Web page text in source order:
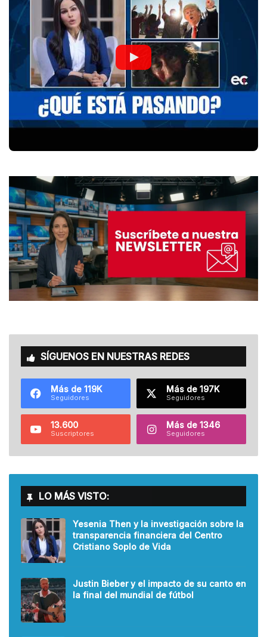
SÍGUENOS EN NUESTRAS REDES
Más de 119K
Seguidores
Más de 197K
Seguidores
13.600
Suscriptores
Más de 1346
Seguidores
LO MÁS VISTO:
Yesenia Then y la investigación sobre la
transparencia financiera del Centro
Cristiano Soplo de Vida
Justin Bieber y el impacto de su canto en
la final del mundial de fútbol